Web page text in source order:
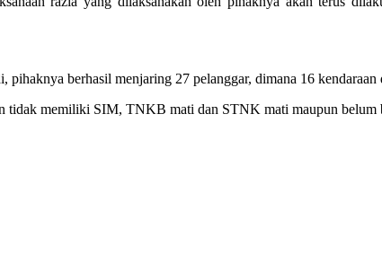
pihaknya berhasil menjaring 27 pelanggar, dimana 16
tidak memiliki SIM, TNKB mati dan STNK mati maupun